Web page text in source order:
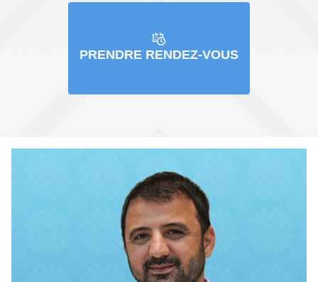
PRENDRE RENDEZ-VOUS